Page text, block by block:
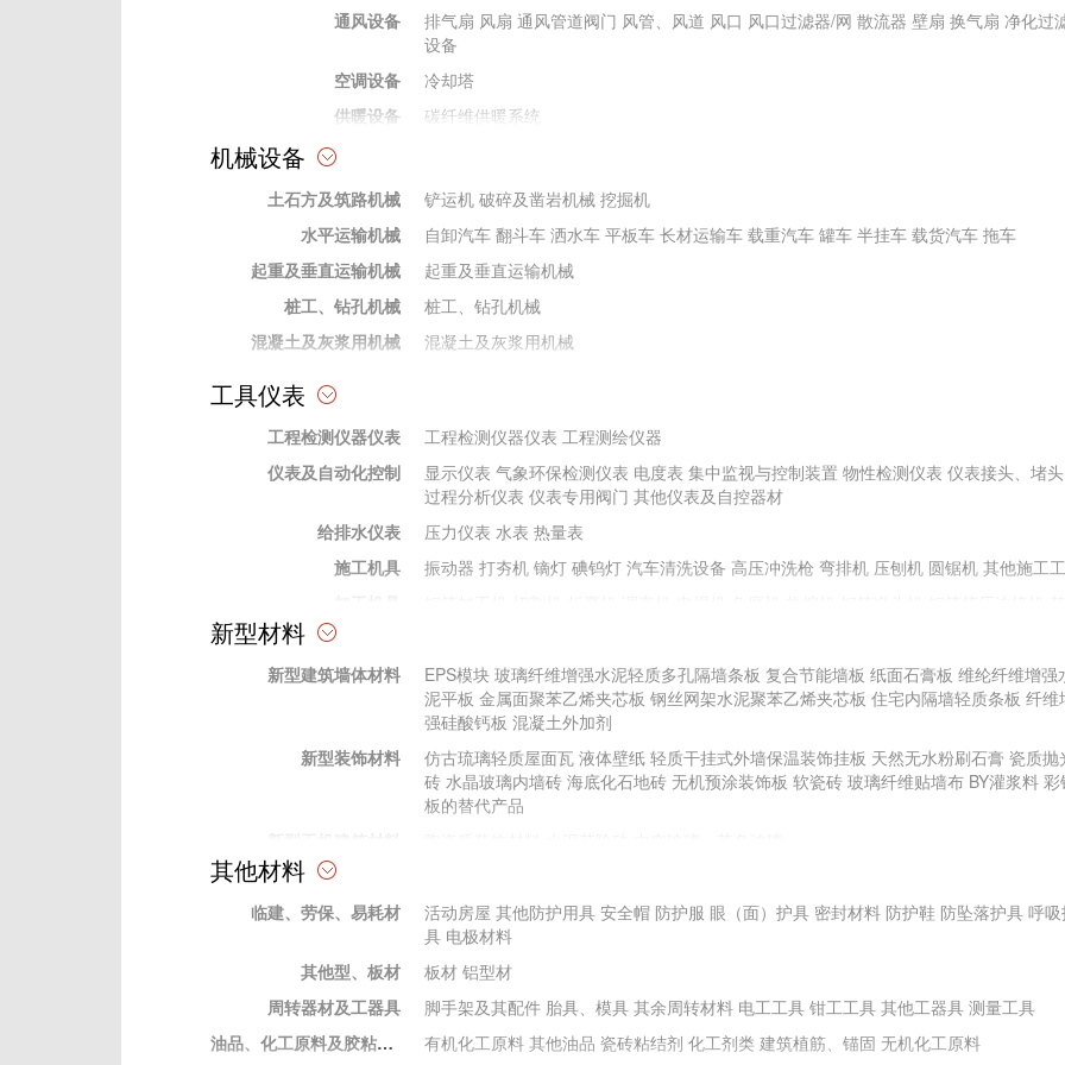
通风设备 排气扇 风扇 通风管道阀门 风管、风道 风口 风口过滤器/网 散流器 壁扇 换气扇 净化过
设备
空调设备
冷却塔
供暖设备
碳纤维供暖系统
热水、采暖锅炉设备
水暖及通风空调材料
机械设备
土石方及筑路机械 铲运机 破碎及凿岩机械 挖掘机
水平运输机械
自卸汽车 翻斗车 洒水车 平板车 长材运输车 载重汽车 罐车 半挂车 载货汽车 拖车
起重及垂直运输机械
起重及垂直运输机械
桩工、钻孔机械
桩工、钻孔机械
混凝土及灰浆用机械
混凝土及灰浆用机械
动力机械
动力机械
钻探及地下工程机械
钻探及地下工程机械 螺旋钻机 冲击器 潜水电钻机 水井钻机 勘探钻机 非开挖钻机 矿山
机 钻杆钻具 其他钻探及地下工程机械
工具仪表
工程检测仪器仪表 工程检测仪器仪表 工程测绘仪器
仪表及自动化控制
显示仪表 气象环保检测仪表 电度表 集中监视与控制装置 物性检测仪表 仪表接头、堵头
过程分析仪表 仪表专用阀门 其他仪表及自控器材
给排水仪表
压力仪表 水表 热量表
施工机具
振动器 打夯机 镝灯 碘钨灯 汽车清洗设备 高压冲洗枪 弯排机 压刨机 圆锯机 其他施工
电动工具
电动工具
手动工具 其他手动工具
水准仪 经纬仪 全站仪 游标卡尺
试验仪器
压力试验机 CBR土壤强度试验仪 土壤液塑限测定仪 土壤击实仪 砼试件标养箱 电子天平
砼回弹仪 水泥安定性测定仪 水泥凝结时间测定仪 其他试验仪器
新型材料
新型建筑墙体材料 EPS模块 玻璃纤维增强水泥轻质多孔隔墙条板 复合节能墙板 纸面石膏板 维纶纤维增强
泥平板 金属面聚苯乙烯夹芯板 钢丝网架水泥聚苯乙烯夹芯板 住宅内隔墙轻质条板 纤维
强硅酸钙板 混凝土外加剂
新型装饰材料
仿古琉璃轻质屋面瓦 液体壁纸 轻质干挂式外墙保温装饰挂板 天然无水粉刷石膏 瓷质抛
砖 水晶玻璃内墙砖 海底化石地砖 无机预涂装饰板 软瓷砖 玻璃纤维贴墙布 BY灌浆料 彩
板的替代产品
新型有机材料
新型金属建筑材料
装饰性金属表面膜 耐火钢 新型不锈钢 耐腐蚀性铝质装饰材料 高耐蚀性金属及钛合金建
其他材料
临建、劳保、易耗材 活动房屋 其他防护用具 安全帽 防护服 眼（面）护具 密封材料 防护鞋 防坠落护具 呼
具 电极材料
其他型、板材
板材 铝型材
周转器材及工器具
脚手架及其配件 胎具、模具 其余周转材料 电工工具 钳工工具 其他工器具 测量工具
油品、化工原料及胶粘材料
有机化工原料 其他油品 瓷砖粘结剂 化工剂类 建筑植筋、锚固 无机化工原料